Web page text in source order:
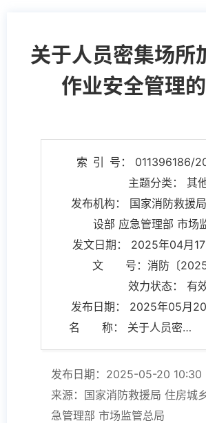
关于人员密集场所
作业安全管理
索 引 号： 011396186/
主题分类： 其
发布机构： 国家消防救援
设部 应急管理部 市场
发文日期： 2025年04月
文 号：消防〔2025
效力状态： 有
发布日期： 2025年05月
名 称： 关于人员密集场所加强动火作业安全管理的通告
发布日期：2025-05-20 10:30
来源：国家消防救援局 住房城
急管理部 市场监管总局